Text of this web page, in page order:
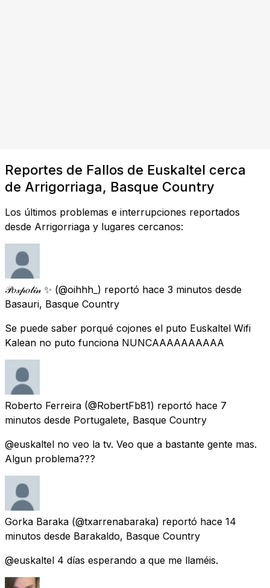
Reportes de Fallos de Euskaltel cerca
de Arrigorriaga, Basque Country
Los últimos problemas e interrupciones reportados
desde Arrigorriaga y lugares cercanos:
𝒫𝑜𝓍𝓅𝑜𝓁𝒾𝓃 ✨ (@oihhh_) reportó hace 3 minutos desde
Basauri, Basque Country
Se puede saber porqué cojones el puto Euskaltel Wifi
Kalean no puto funciona NUNCAAAAAAAAAA
Roberto Ferreira (@RobertFb81) reportó hace 7
minutos desde Portugalete, Basque Country
@euskaltel no veo la tv. Veo que a bastante gente mas.
Algun problema???
Gorka Baraka (@txarrenabaraka) reportó hace 14
minutos desde Barakaldo, Basque Country
@euskaltel 4 días esperando a que me llaméis.